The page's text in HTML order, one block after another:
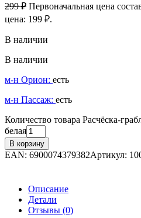
299₽ Первоначальная цена
цена: 199 ₽.
В наличии
В наличии
м-н Орион: есть
м-н Пассаж: есть
Количество товара Расчёска-
белая
В корзину
EAN: 6900074379382Артикул:
Описание
Детали
Отзывы (0)